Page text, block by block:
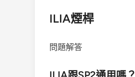
ILIA煙桿
問題解答